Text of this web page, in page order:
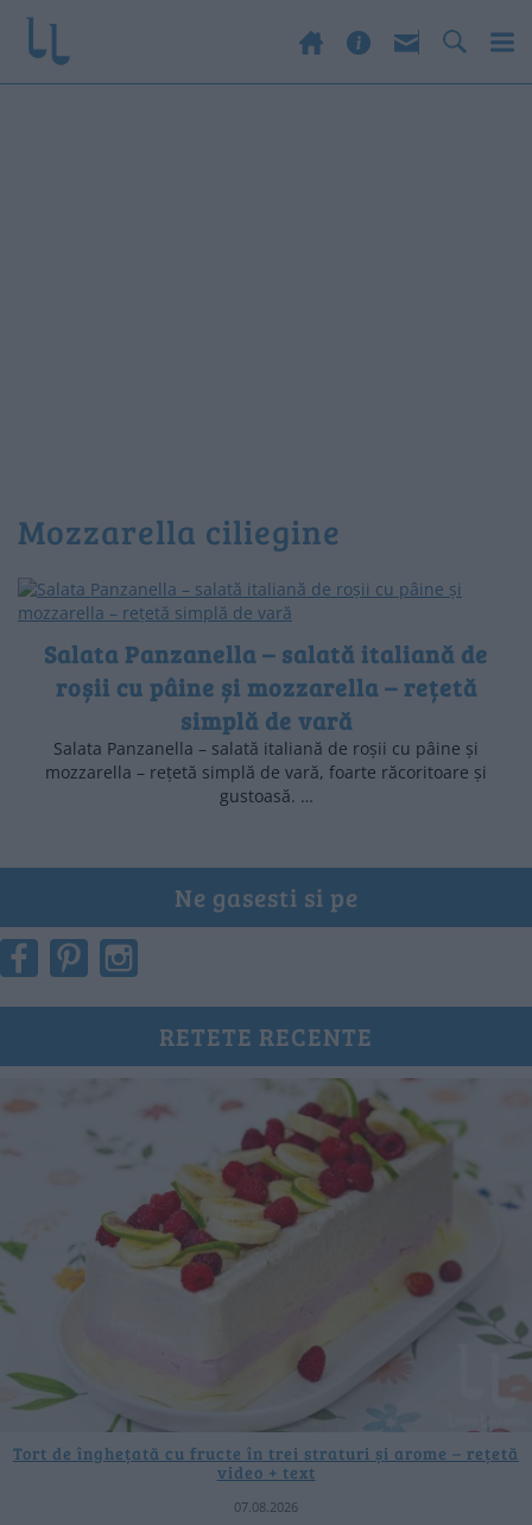
mozzarella ciliegine
Salata Panzanella – salată italiană de
roșii cu pâine și mozzarella – rețetă
simplă de vară
Salata Panzanella – salată italiană de roșii cu pâine și
mozzarella – rețetă simplă de vară, foarte răcoritoare și
gustoasă. …
Ne gasesti si pe
RETETE RECENTE
Tort de înghețată cu fructe în trei straturi și arome – rețetă
video + text
07.08.2026